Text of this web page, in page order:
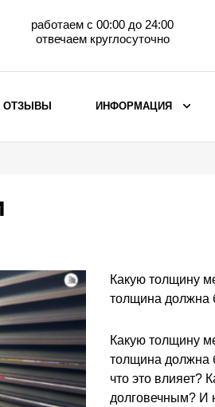
работаем с 00:00 до 24:00
отвечаем круглосуточно
с кирпичными столбами
заборы
ограждения
ХАРАКТЕРИСТИКАМ
заборы
ОТЗЫВЫ ИНФОРМАЦИЯ
Какую толщину
толщина должна
Какую толщину
толщина должна
что это влияет?
долговечным? И